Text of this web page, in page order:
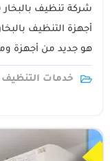
شركة تنظيف
أجهزة التنظيف
هو جديد من أجهزة
خدمات التنظيف